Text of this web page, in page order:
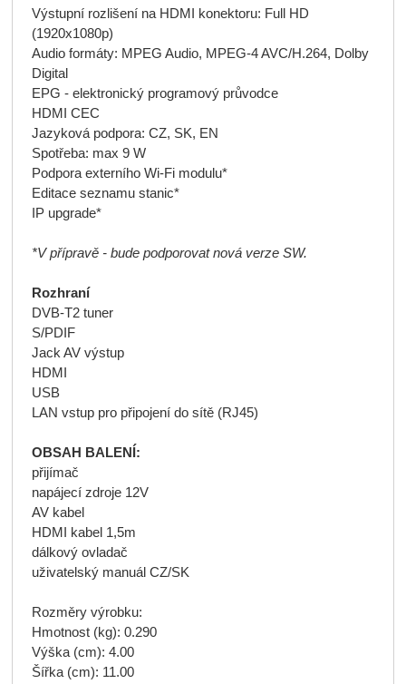
Výstupní rozlišení na HDMI konektoru: Full HD
(1920x1080p)
Audio formáty: MPEG Audio, MPEG-4 AVC/H.264, Dolby
Digital
EPG - elektronický programový průvodce
HDMI CEC
Jazyková podpora: CZ, SK, EN
Spotřeba: max 9 W
Podpora externího Wi-Fi modulu*
Editace seznamu stanic*
IP upgrade*
*V přípravě - bude podporovat nová verze SW.
Rozhraní
DVB-T2 tuner
S/PDIF
Jack AV výstup
HDMI
USB
LAN vstup pro připojení do sítě (RJ45)
OBSAH BALENÍ:
přijímač
napájecí zdroje 12V
AV kabel
HDMI kabel 1,5m
dálkový ovladač
uživatelský manuál CZ/SK
Rozměry výrobku:
Hmotnost (kg): 0.290
Výška (cm): 4.00
Šířka (cm): 11.00